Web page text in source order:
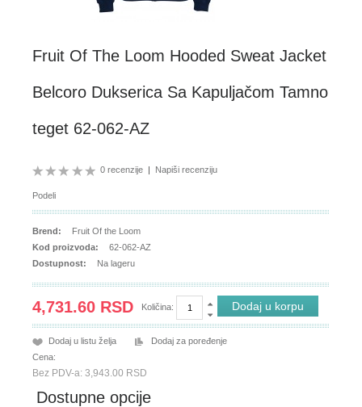
Fruit Of The Loom Hooded Sweat Jacket
Belcoro Dukserica Sa Kapuljačom Tamno
teget 62-062-AZ
0 recenzije | Napiši recenziju
Podeli
Brend:
Fruit Of the Loom
Kod proizvoda:
62-062-AZ
Dostupnost:
Na lageru
4,731.60 RSD Količina:
Dodaj u listu želja
Dodaj za poređenje
Cena:
Bez PDV-a: 3,943.00 RSD
Dostupne opcije